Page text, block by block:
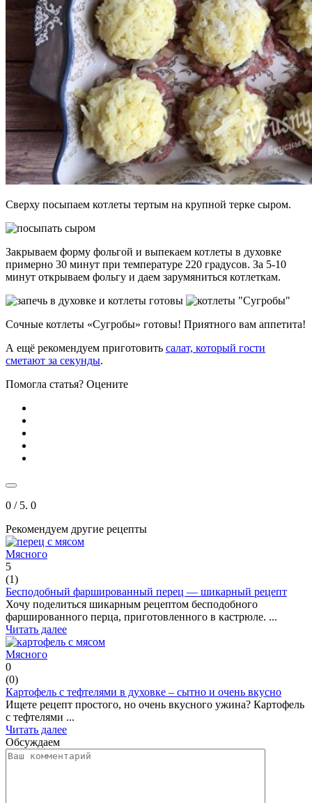
Сверху посыпаем котлеты тертым на крупной терке сыром.
Закрываем форму фольгой и выпекаем котлеты в духовке
примерно 30 минут при температуре 220 градусов. За 5-10
минут открываем фольгу и даем зарумяниться котлеткам.
Сочные котлеты «Сугробы» готовы! Приятного вам аппетита!
А ещё рекомендуем приготовить салат, который гости
сметают за секунды.
Помогла статья? Оцените
0 / 5. 0
Рекомендуем другие рецепты
Мясного
5
(1)
Бесподобный фаршированный перец — шикарный рецепт
Хочу поделиться шикарным рецептом бесподобного
фаршированного перца, приготовленного в кастрюле. ...
Читать далее
Мясного
0
(0)
Картофель с тефтелями в духовке – сытно и очень вкусно
Ищете рецепт простого, но очень вкусного ужина? Картофель
с тефтелями ...
Читать далее
Обсуждаем